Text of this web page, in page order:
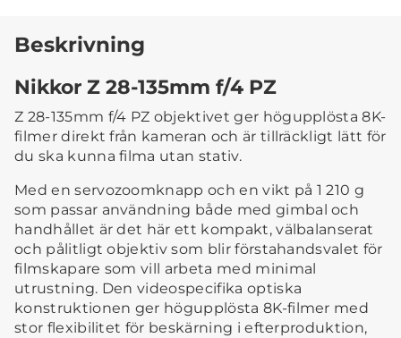
Beskrivning
Nikkor Z 28-135mm f/4 PZ
Z 28-135mm f/4 PZ objektivet ger högupplösta 8K-
filmer direkt från kameran och är tillräckligt lätt för
du ska kunna filma utan stativ.
Med en servozoomknapp och en vikt på 1 210 g
som passar användning både med gimbal och
handhållet är det här ett kompakt, välbalanserat
och pålitligt objektiv som blir förstahandsvalet för
filmskapare som vill arbeta med minimal
utrustning. Den videospecifika optiska
konstruktionen ger högupplösta 8K-filmer med
stor flexibilitet för beskärning i efterproduktion,